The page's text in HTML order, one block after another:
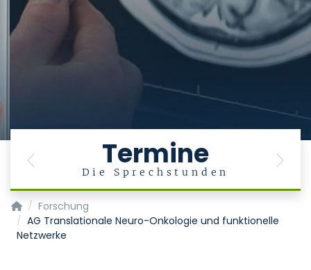
Termine
Die Sprechstunden
Previous Next
Klinik für Neurochirurgie
Forschung
AG Translationale Neuro-Onkologie und funktionelle
Netzwerke